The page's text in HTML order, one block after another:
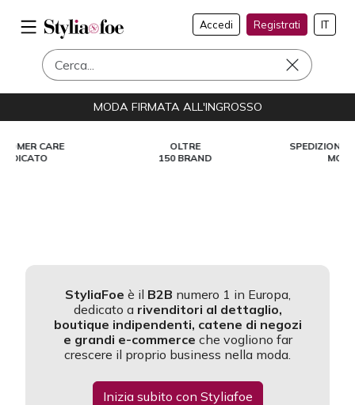
Accedi Registrati IT
MODA FIRMATA ALL'INGROSSO
SPEDIZIONI IN TUTTO IL
StyliaFoe è il B2B numero 1 in Europa,
dedicato a rivenditori al dettaglio,
boutique indipendenti, catene di negozi
e grandi e-commerce che vogliono far
crescere il proprio business nella moda.
Inizia subito con Styliafoe